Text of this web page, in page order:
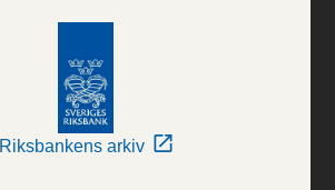
Riksbankens arkiv